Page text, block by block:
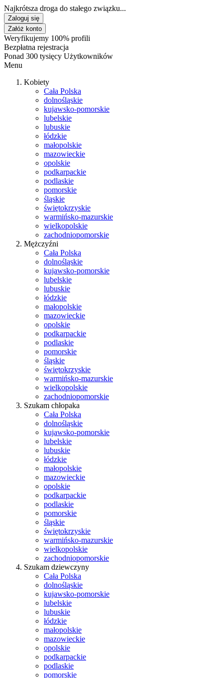
Najkrótsza droga do stałego związku...
Zaloguj się
Załóż konto
Weryfikujemy 100% profili
Bezpłatna rejestracja
Ponad 300 tysięcy Użytkowników
Menu
Kobiety
Cała Polska
dolnośląskie
kujawsko-pomorskie
lubelskie
lubuskie
łódzkie
małopolskie
mazowieckie
opolskie
podkarpackie
podlaskie
pomorskie
śląskie
świętokrzyskie
warmińsko-mazurskie
wielkopolskie
zachodniopomorskie
Mężczyźni
Cała Polska
dolnośląskie
kujawsko-pomorskie
lubelskie
lubuskie
łódzkie
małopolskie
mazowieckie
opolskie
podkarpackie
podlaskie
pomorskie
śląskie
świętokrzyskie
warmińsko-mazurskie
wielkopolskie
zachodniopomorskie
Szukam chłopaka
Cała Polska
dolnośląskie
kujawsko-pomorskie
lubelskie
lubuskie
łódzkie
małopolskie
mazowieckie
opolskie
podkarpackie
podlaskie
pomorskie
śląskie
świętokrzyskie
warmińsko-mazurskie
wielkopolskie
zachodniopomorskie
Szukam dziewczyny
Cała Polska
dolnośląskie
kujawsko-pomorskie
lubelskie
lubuskie
łódzkie
małopolskie
mazowieckie
opolskie
podkarpackie
podlaskie
pomorskie